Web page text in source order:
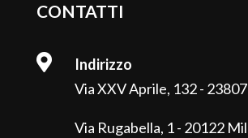
CONTATTI

Indirizzo
Via XXV Aprile, 132 -
Via Rugabella, 1 - 20122